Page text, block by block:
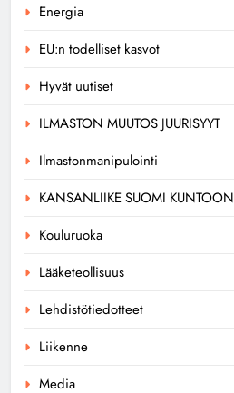
Energia
EU:n todelliset kasvot
Hyvät uutiset
ILMASTON MUUTOS JUURISYYT
Ilmastonmanipulointi
KANSANLIIKE SUOMI KUNTOON
Kouluruoka
Lääketeollisuus
Lehdistötiedotteet
Liikenne
Media